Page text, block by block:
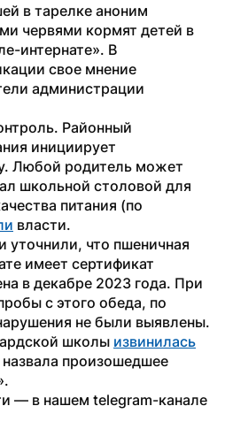
в тарелке аноним
червями кормят детей в
интернате». В
свое мнение
администрации
Районный
инициирует
Любой родитель может
школьной столовой для
питания (по
власти.
уточнили, что пшеничная
имеет сертификат
в декабре 2023 года. При
с этого обеда, по
не были выявлены.
школы извинилась
произошедшее
— в нашем telegram-канале